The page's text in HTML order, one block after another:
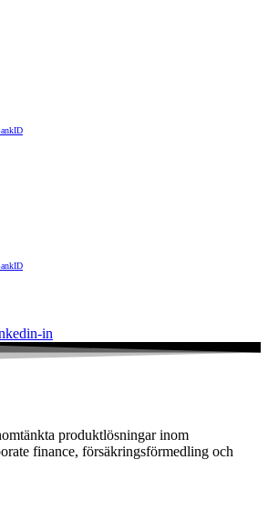
in
produktlösningar inom
finance, försäkringsförmedling och